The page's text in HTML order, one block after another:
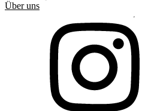
Über uns